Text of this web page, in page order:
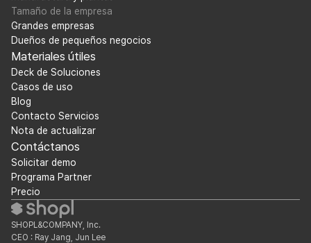
Tamaño de la empresa
Grandes empresas
Dueños de pequeños negocios
Materiales útiles
Deck de Soluciones
Casos de uso
Blog
Contacto Servicios
Nota de actualizar
Contáctanos
Solicitar demo
Programa Partner
Precio
SHOPL&COMPANY, Inc.
CEO : Ray Jang, Jun Lee